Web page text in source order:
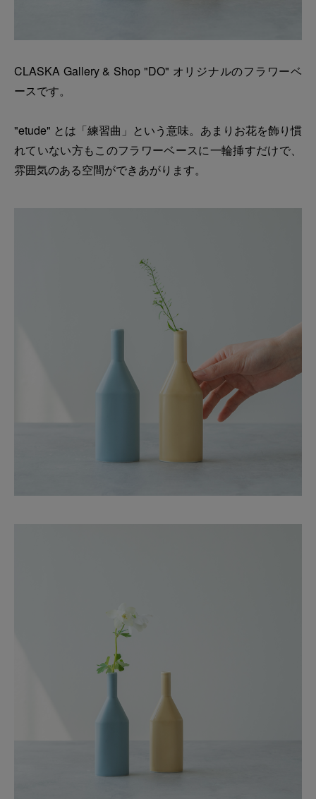
CLASKA Gallery & Shop "DO" オリジナルのフラワーベ
ースです。
"etude" とは「練習曲」という意味。あまりお花を飾り慣
れていない方もこのフラワーベースに一輪挿すだけで、
雰囲気のある空間ができあがります。